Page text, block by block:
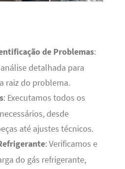
de Problemas:
detalhada para
raiz do problema.
: Executamos todos os
desde
até ajustes técnicos.
: Verificamos e
do gás refrigerante,